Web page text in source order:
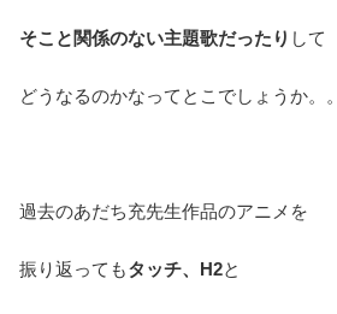
そこと関係のない主題歌だったり して
どうなるのかなってとこでしょうか。
過去のあだち充先生作品のアニメを
振り返ってもタッチ、H2と